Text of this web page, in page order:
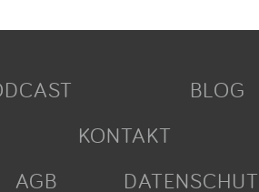
BLOG
KONTAKT
AGB